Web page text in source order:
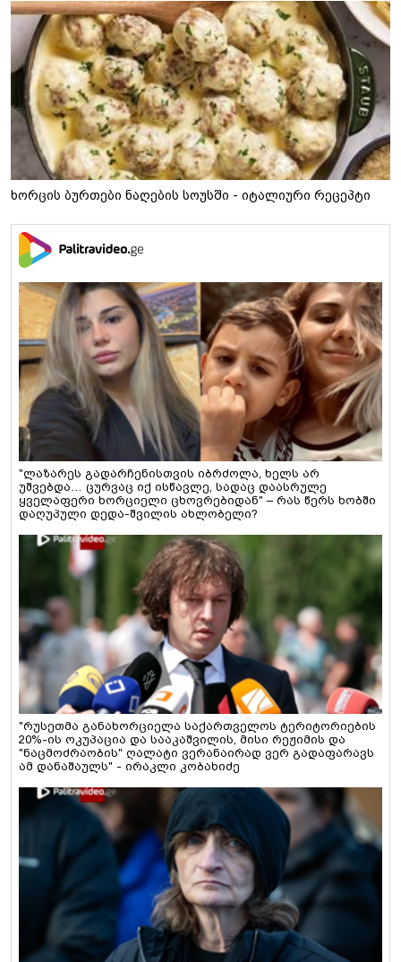
ხორცის ბურთები ნაღების სოუსში - იტალიური რეცეპტი
"ლაზარეს გადარჩენისთვის იბრძოლა, ხელს არ
უშვებდა… ცურვაც იქ ისწავლე, სადაც დაასრულე
ყველაფერი ხორციელი ცხოვრებიდან" – რას წერს ხობში
დაღუპული დედა-შვილის ახლობელი?
"რუსეთმა განახორციელა საქართველოს ტერიტორიების
20%-ის ოკუპაცია და სააკაშვილის, მისი რეჟიმის და
"ნაცმოძრაობის" ღალატი ვერანაირად ვერ გადაფარავს
ამ დანაშაულს" - ირაკლი კობახიძე